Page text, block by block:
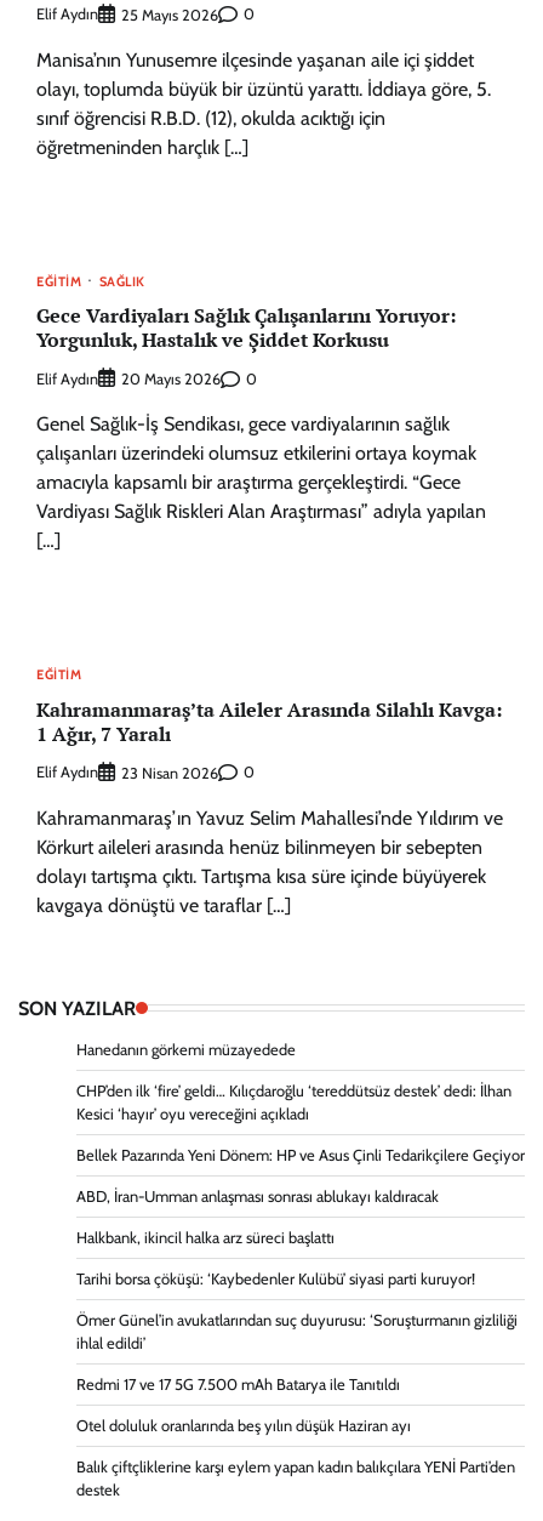
Elif Aydın 25 Mayıs 2026 0
Manisa’nın Yunusemre ilçesinde yaşanan aile içi şiddet
olayı, toplumda büyük bir üzüntü yarattı. İddiaya göre, 5.
sınıf öğrencisi R.B.D. (12), okulda acıktığı için
öğretmeninden harçlık […]
EĞITIM SAĞLIK
Gece Vardiyaları Sağlık Çalışanlarını Yoruyor:
Yorgunluk, Hastalık ve Şiddet Korkusu
Elif Aydın 20 Mayıs 2026 0
Genel Sağlık-İş Sendikası, gece vardiyalarının sağlık
çalışanları üzerindeki olumsuz etkilerini ortaya koymak
amacıyla kapsamlı bir araştırma gerçekleştirdi. “Gece
Vardiyası Sağlık Riskleri Alan Araştırması” adıyla yapılan
[…]
EĞITIM
Kahramanmaraş’ta Aileler Arasında Silahlı Kavga:
1 Ağır, 7 Yaralı
Elif Aydın 23 Nisan 2026 0
Kahramanmaraş’ın Yavuz Selim Mahallesi’nde Yıldırım ve
Körkurt aileleri arasında henüz bilinmeyen bir sebepten
dolayı tartışma çıktı. Tartışma kısa süre içinde büyüyerek
kavgaya dönüştü ve taraflar […]
SON YAZILAR
Hanedanın görkemi müzayedede
CHP’den ilk ‘fire’ geldi… Kılıçdaroğlu ‘tereddütsüz destek’ dedi: İlhan
Kesici ‘hayır’ oyu vereceğini açıkladı
Bellek Pazarında Yeni Dönem: HP ve Asus Çinli Tedarikçilere Geçiyor
ABD, İran-Umman anlaşması sonrası ablukayı kaldıracak
Halkbank, ikincil halka arz süreci başlattı
Tarihi borsa çöküşü: ‘Kaybedenler Kulübü’ siyasi parti kuruyor!
Ömer Günel’in avukatlarından suç duyurusu: ‘Soruşturmanın gizliliği
ihlal edildi’
Redmi 17 ve 17 5G 7.500 mAh Batarya ile Tanıtıldı
Otel doluluk oranlarında beş yılın düşük Haziran ayı
Balık çiftçliklerine karşı eylem yapan kadın balıkçılara YENİ Parti’den
destek